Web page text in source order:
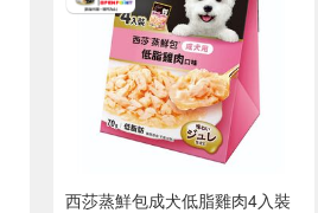
西莎蒸鮮包成犬低脂雞肉4入裝